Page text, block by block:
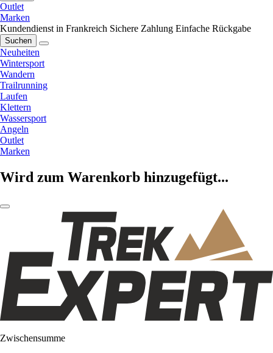
Outlet
Marken
Kundendienst in Frankreich Sichere Zahlung Einfache Rückgabe
Suchen
Neuheiten
Wintersport
Wandern
Trailrunning
Laufen
Klettern
Wassersport
Angeln
Outlet
Marken
Wird zum Warenkorb hinzugefügt...
Zwischensumme